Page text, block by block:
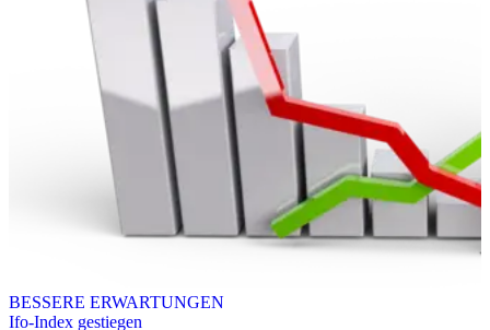
BESSERE ERWARTUNGEN
Ifo-Index gestiegen